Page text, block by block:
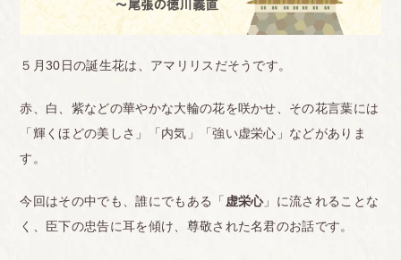
５月30日の誕生花は、アマリリスだそうです。
赤、白、紫などの華やかな大輪の花を咲かせ、その花言葉には
「輝くほどの美しさ」「内気」「強い虚栄心」などがありま
す。
今回はその中でも、誰にでもある「 虚栄心」に流されることな
く、臣下の忠告に耳を傾け、尊敬された名君のお話です。